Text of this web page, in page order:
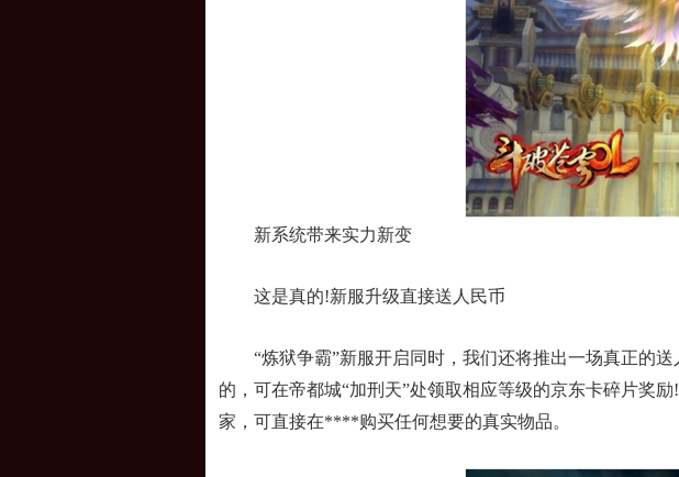
新系统带来实力新变
这是真的!新服升级直接送人民币
“炼狱争霸”新服开启同时，我们还将推出一场真正的送
的，可在帝都城“加刑天”处领取相应等级的京东卡碎片奖
家，可直接在****购买任何想要的真实物品。